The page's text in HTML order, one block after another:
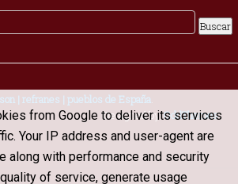
| refranes | pueblos de España
Designed byOddThemes
from Google to deliver its services
Your IP address and user-agent are
along with performance and security
of service, generate usage